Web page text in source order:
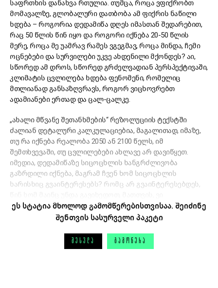
საფრთხის დანახვა რთულია. თუმცა, როცა ვფიქრობთ
მომავალზე, გლობალური დათბობა ამ ფიქრის ნაწილი
ხდება – როგორია დედამიწა დღეს იმასთან შედარებით,
რაც 50 წლის წინ იყო და როგორი იქნება 20-50 წლის
მერე, როცა მე უამრავ რამეს ვგეგმავ, როცა მინდა, ჩემი
ოცნებები და სურვილები უკვე ახდენილი მქონდეს? აი,
სწორედ ამ დროს, სწორედ გრძელვადიან პერსპექტივაში,
კლიმატის ცვლილება ხდება ფენომენი, რომელიც
მთლიანად განსაზღვრავს, როგორ ვიცხოვრებთ
ადამიანები ერთად და ცალ-ცალკე.
„ახალი მწვანე შეთანხმების“ რეზოლუციის ტექსტში
ძალიან დეტალური კალკულაციებია, მაგალითად, იმაზე,
თუ რა იქნება რეალობა 2050 ან 2100 წელს, იმ
შემთხვევაში, თუ ცვლილებები ახლავე არ დავიწყეთ.
იმედია, დედამიწაზე სიცოცხლის ხანგრძლივობა
გაზრდილი იქნება, მაგრამ ჩვენ ხომ სიცოცხლის
ხარისხიც გვაინტერესებს? რომც არ გვაინტერესებდეს,
ეს სტატია მხოლოდ გამომწერებისთვისაა. შეიძინე
შენთვის სასურველი პაკეტი
ᲨᲔᲡᲕᲚᲐ ᲒᲐᲛᲝᲬᲔᲠᲐ